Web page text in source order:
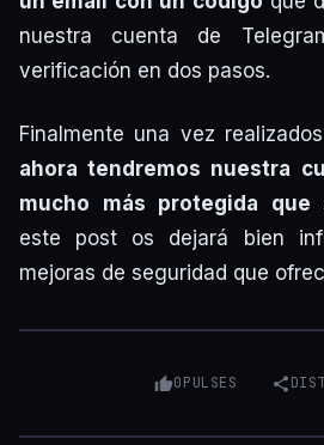
nuestra cuenta de
verificación en dos pasos.
Finalmente una vez
ahora tendremos nuestra
mucho más protegida que
este post os dejará bien
mejoras de seguridad que
0PULSES